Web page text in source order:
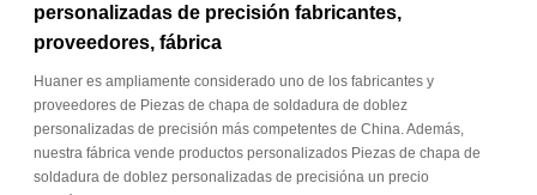
personalizadas de precisión fabricantes,
proveedores, fábrica
Huaner es ampliamente considerado uno de los fabricantes y
proveedores de Piezas de chapa de soldadura de doblez
personalizadas de precisión más competentes de China. Además,
nuestra fábrica vende productos personalizados Piezas de chapa de
soldadura de doblez personalizadas de precisióna un precio